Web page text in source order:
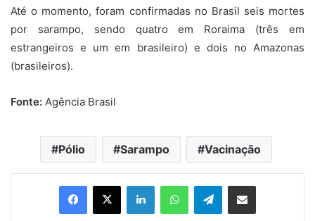
Até o momento, foram confirmadas no Brasil seis mortes
por sarampo, sendo quatro em Roraima (três em
estrangeiros e um em brasileiro) e dois no Amazonas
(brasileiros).
Fonte: Agência Brasil
Pólio Sarampo Vacinação
Telegram